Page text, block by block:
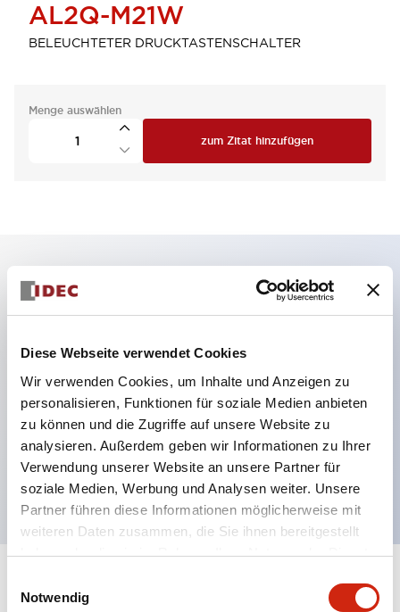
Diese Webseite verwendet Cookies
Wir verwenden Cookies, um Inhalte und Anzeigen zu
personalisieren, Funktionen für soziale Medien anbieten
zu können und die Zugriffe auf unsere Website zu
analysieren. Außerdem geben wir Informationen zu Ihrer
Verwendung unserer Website an unsere Partner für
soziale Medien, Werbung und Analysen weiter. Unsere
Partner führen diese Informationen möglicherweise mit
weiteren Daten zusammen, die Sie ihnen bereitgestellt
haben oder die sie im Rahmen Ihrer Nutzung der Dienste
Notwendig
AL2Q-M21W
BELEUCHTETER DRUCKTASTENSCHALTER
Menge auswählen
zum Zitat hinzufügen
Hauptmerkmale
Schutzart IP40 und IP65 komplett (IEC 60529)
Rückwärtsterminal-System, flache Anschlussfläche
einheitlich bei allen Serien mit einem Gehäuselänge
von 22 mm.
UL- und CSA-zertifiziert
Spezifikationen Alle erweitern+